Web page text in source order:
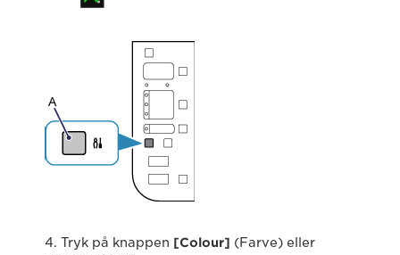
4. Tryk på knappen [Colour] (Farve) eller